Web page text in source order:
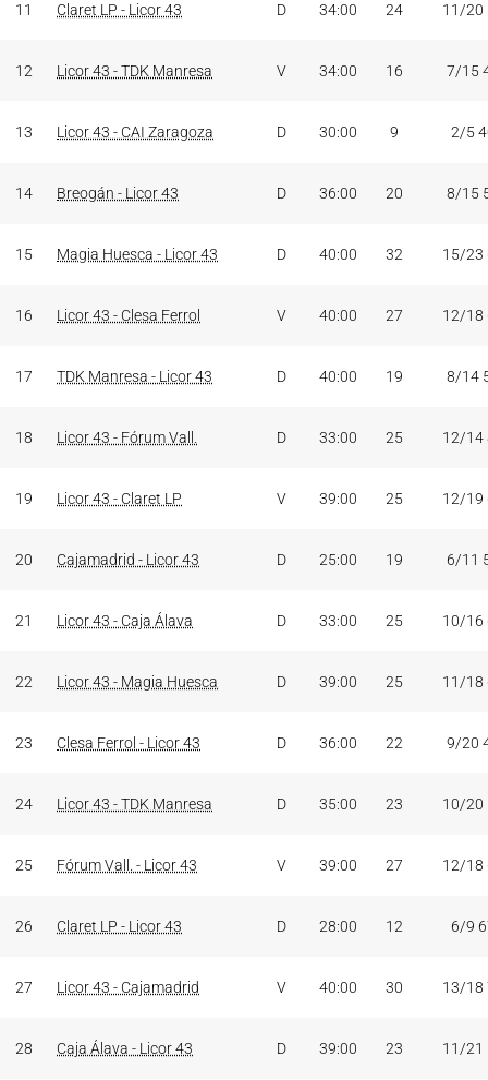
11 Claret LP - Licor 43 D 34:00 24 11/20
12 Licor 43 - TDK Manresa V 34:00 16 7/15
13 Licor 43 - CAI Zaragoza D 30:00 9 2/5
14 Breogán - Licor 43 D 36:00 20 8/15
15 Magia Huesca - Licor 43 D 40:00 32 15/23
16 Licor 43 - Clesa Ferrol V 40:00 27 12/18
17 TDK Manresa - Licor 43 D 40:00 19 8/14
18 Licor 43 - Fórum Vall. D 33:00 25 12/14
19 Licor 43 - Claret LP V 39:00 25 12/19
20 Cajamadrid - Licor 43 D 25:00 19 6/11
21 Licor 43 - Caja Álava D 33:00 25 10/16
22 Licor 43 - Magia Huesca D 39:00 25 11/18
23 Clesa Ferrol - Licor 43 D 36:00 22 9/20
24 Licor 43 - TDK Manresa D 35:00 23 10/20
25 Fórum Vall. - Licor 43 V 39:00 27 12/18
26 Claret LP - Licor 43 D 28:00 12 6/9
27 Licor 43 - Cajamadrid V 40:00 30 13/18
28 Caja Álava - Licor 43 D 39:00 23 11/21